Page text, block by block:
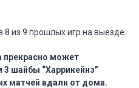
из 9 прошлых игр на выезде.
прекрасно может
шайбы “Харрикейнз”
матчей вдали от дома.